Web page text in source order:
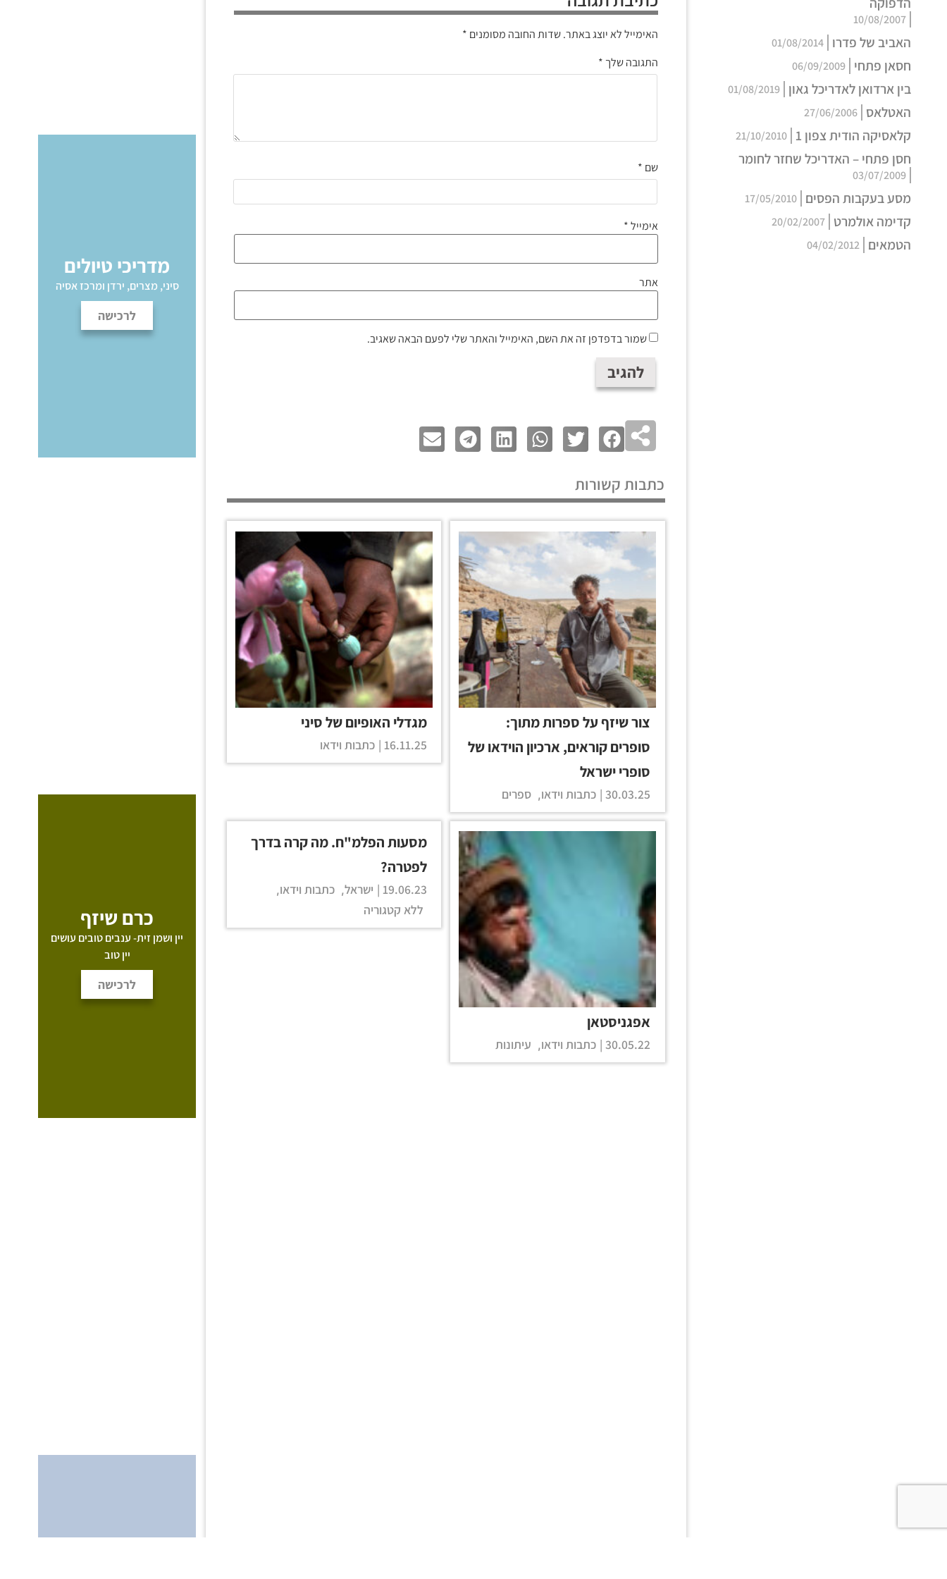
10/08/2007
האביב של פדרו 01/08/2014
חסאן פתחי 06/09/2009
בין ארדואן לאדריכל גאון 01/08/2019
האטלאס 27/06/2006
קלאסיקה הודית צפון 1 21/10/2010
חסן פתחי – האדריכל שחזר לחומר
03/07/2009
מסע בעקבות הפסים 17/05/2010
קדימה אולמרט 20/02/2007
הטמאים 04/02/2012
האימייל לא יוצג באתר. שדות החובה מסומנים *
התגובה שלך *
שם *
אימייל*
אתר
שמור בדפדפן זה את השם, האימייל והאתר שלי לפעם הבאה שאגיב.
כתבות קשורות
מגדלי האופיום של סיני
16.11.25 | כתבות וידאו
צור שיזף על ספרות מתוך:
סופרים קוראים, ארכיון הוידאו של
סופרי ישראל
30.03.25 | כתבות וידאו, ספרים
מסעות הפלמ"ח. מה קרה בדרך
לפטרה?
19.06.23 | ישראל, כתבות וידאו,
ללא קטגוריה
אפגניסטאן
30.05.22 | כתבות וידאו, עיתונות
מדריכי טיולים
סיני, מצרים, ירדן ומרכז אסיה
לרכישה
כרם שיזף
יין ושמן זית- ענבים טובים עושים
יין טוב
לרכישה